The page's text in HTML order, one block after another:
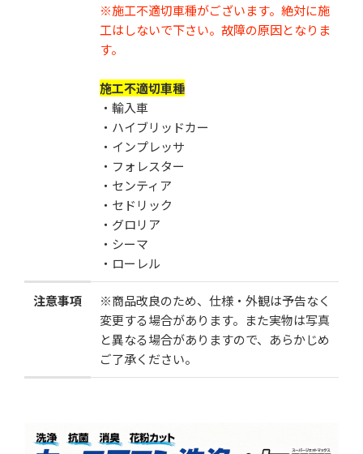
※施工不適切車種がございます。絶対に施
工はしないで下さい。故障の原因となりま
す。
施工不適切車種
・輸入車
・ハイブリッドカー
・インプレッサ
・フォレスター
・センティア
・セドリック
・グロリア
・シーマ
・ローレル
注意事項
※商品改良のため、仕様・外観は予告なく
変更する場合があります。また実物は写真
と異なる場合がありますので、あらかじめ
ご了承ください。